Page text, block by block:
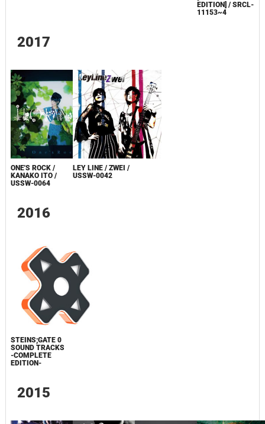
EDITION] / SRCL-
11153~4
2017
ONE'S ROCK /
KANAKO ITO /
USSW-0064
LEY LINE / ZWEI /
USSW-0042
2016
STEINS;GATE 0
SOUND TRACKS
-COMPLETE
EDITION-
2015